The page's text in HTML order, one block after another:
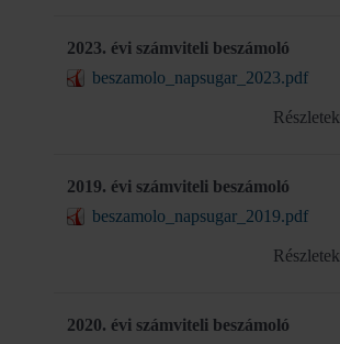
2023. évi számviteli beszámoló
beszamolo_napsugar_2023.pdf
Részletek
2019. évi számviteli beszámoló
beszamolo_napsugar_2019.pdf
Részletek
2020. évi számviteli beszámoló